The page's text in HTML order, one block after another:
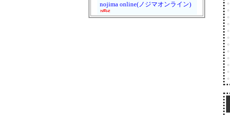
nojima online(ノジマオンライン)